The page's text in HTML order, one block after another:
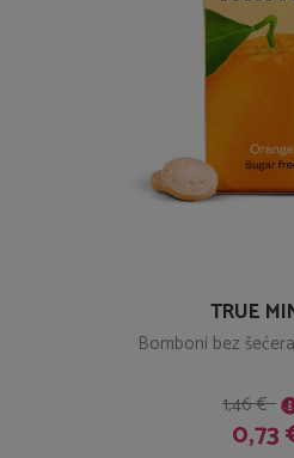
TRUE
Bomboni bez
1,46 €
0,73